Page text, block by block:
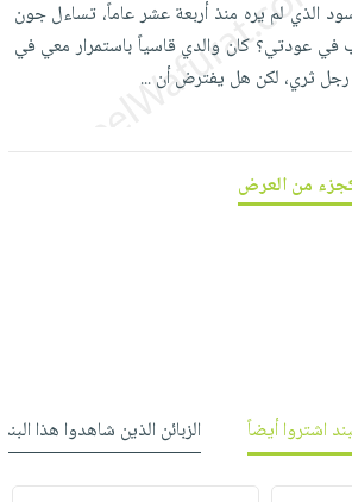
الذي لم يره منذ أربعة عشر عاماً، تساءل جون
عودتي؟ كان والدي قاسياً باستمرار معي في
رجل ثري، لكن هل يفترض أن...
من العرض
اشتروا أيضاً الزبائن الذين شاهدوا هذا